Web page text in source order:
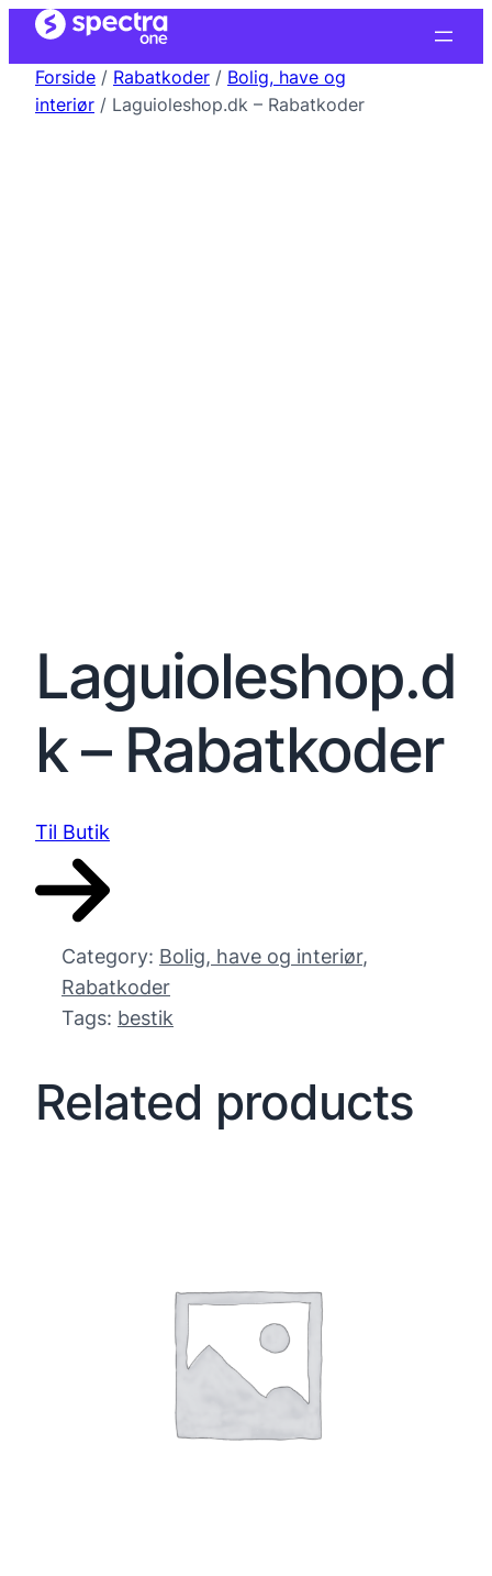
Forside / Rabatkoder / Bolig, have og
interiør / Laguioleshop.dk – Rabatkoder
Laguioleshop.d
k – Rabatkoder
Til Butik
Category: Bolig, have og interiør
Rabatkoder
Tags: bestik
Related products